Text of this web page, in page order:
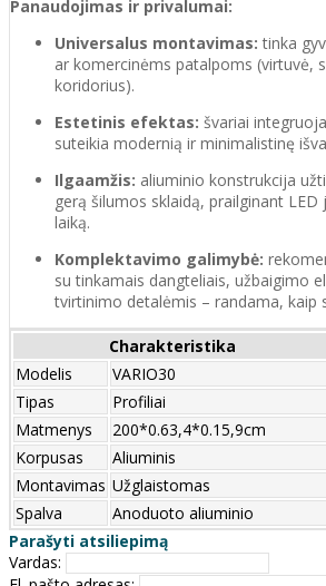
Panaudojimas ir privalumai:
Universalus montavimas: tinka
ar komercinėms patalpoms (virtuvė,
koridorius).
Estetinis efektas: švariai
suteikia modernią ir minimalistinę
Ilgaamžis: aliuminio konstrukcija
gerą šilumos sklaidą, prailginant
laiką.
Komplektavimo galimybė:
su tinkamais dangteliais, užbaigimo
tvirtinimo detalėmis – randama, kaip
Charakteristika
Modelis
VARIO30
Tipas
Profiliai
Matmenys
200*0.63,4*0.15,9cm
Korpusas
Aliuminis
Montavimas Užglaistomas
Spalva
Anoduoto aliuminio
Parašyti atsiliepimą
Vardas: